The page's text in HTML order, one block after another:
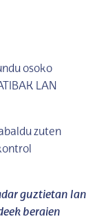
osoko
LAN
zuten
guztietan lan
beraien